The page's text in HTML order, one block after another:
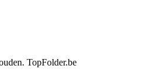
TopFolder.be